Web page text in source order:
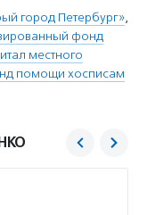
город Петербург»,
фонд
местного
помощи хосписам